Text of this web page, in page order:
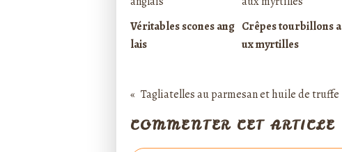
Véritables scones ang
lais
Crêpes tourbillons a
ux myrtilles
Tagliatelles au parmesan et huile de truffe
COMMENTER CET ARTICLE